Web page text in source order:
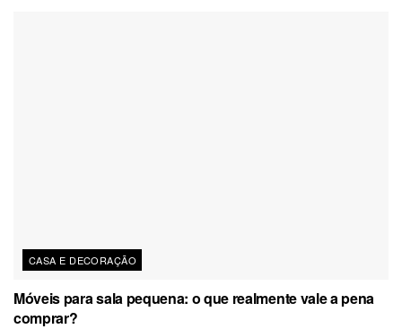
CASA E DECORAÇÃO
Móveis para sala pequena: o que realmente vale a pena
comprar?